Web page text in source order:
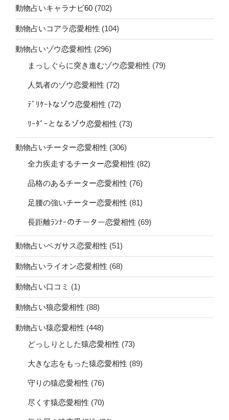
動物占いキャラナビ60 (702)
動物占いコアラ恋愛相性 (104)
動物占いゾウ恋愛相性 (296)
まっしぐらに突き進むゾウ恋愛相性 (79)
人気者のゾウ恋愛相性 (72)
ﾃﾞﾘｹｰﾄなゾウ恋愛相性 (72)
ﾘｰﾀﾞｰとなるゾウ恋愛相性 (73)
動物占いチーター恋愛相性 (306)
全力疾走するチーター恋愛相性 (82)
品格のあるチーター恋愛相性 (76)
足腰の強いチーター恋愛相性 (81)
長距離ﾗﾝﾅｰのチーター恋愛相性 (69)
動物占いペガサス恋愛相性 (51)
動物占いライオン恋愛相性 (68)
動物占い口コミ (1)
動物占い狼恋愛相性 (88)
動物占い猿恋愛相性 (448)
どっしりとした猿恋愛相性 (73)
大きな志をもった猿恋愛相性 (89)
守りの猿恋愛相性 (76)
尽くす猿恋愛相性 (70)